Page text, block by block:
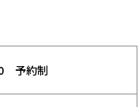
30 予約制